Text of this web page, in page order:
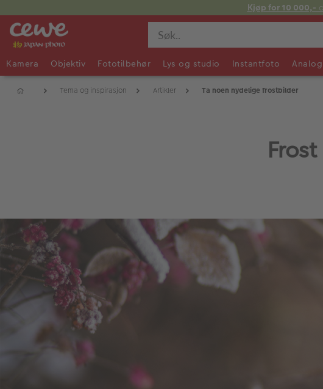
Kjøp for 10 000,-
Kamera Objektiv Fototilbehør Lys og studio Instantfoto Analog
Tema og inspirasjon Artikler Ta noen nydelige frostbilder